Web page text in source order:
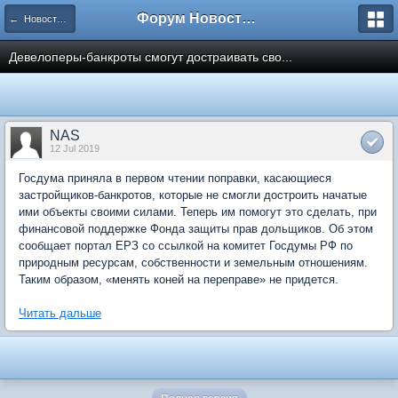
← Новости рынка недвижимости Форум Новостройки
Девелоперы-банкроты смогут достраивать сво...
NAS
12 Jul 2019
Госдума приняла в первом чтении поправки, касающиеся
застройщиков-банкротов, которые не смогли достроить начатые
ими объекты своими силами. Теперь им помогут это сделать, при
финансовой поддержке Фонда защиты прав дольщиков. Об этом
сообщает портал ЕРЗ со ссылкой на комитет Госдумы РФ по
природным ресурсам, собственности и земельным отношениям.
Таким образом, «менять коней на переправе» не придется.
Читать дальше